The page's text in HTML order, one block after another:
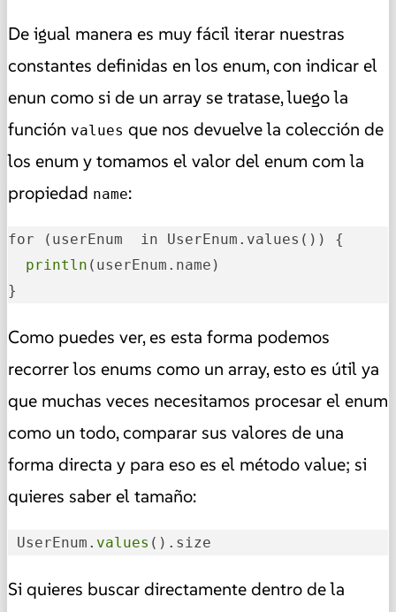
De igual manera es muy fácil iterar nuestras
constantes definidas en los enum, con indicar el
enun como si de un array se tratase, luego la
función values que nos devuelve la colección de
los enum y tomamos el valor del enum com la
propiedad name:
for (userEnum  in UserEnum.values()) {
println (userEnum.name)
}
Como puedes ver, es esta forma podemos
recorrer los enums como un array, esto es útil ya
que muchas veces necesitamos procesar el enum
como un todo, comparar sus valores de una
forma directa y para eso es el método value; si
quieres saber el tamaño:
UserEnum. values ().size
Si quieres buscar directamente dentro de la